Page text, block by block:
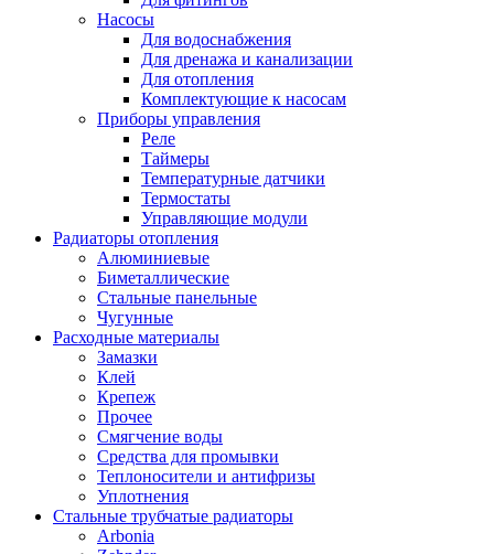
Насосы
Для водоснабжения
Для дренажа и канализации
Для отопления
Комплектующие к насосам
Приборы управления
Реле
Таймеры
Температурные датчики
Термостаты
Управляющие модули
Радиаторы отопления
Алюминиевые
Биметаллические
Стальные панельные
Чугунные
Расходные материалы
Замазки
Клей
Крепеж
Прочее
Смягчение воды
Средства для промывки
Теплоносители и антифризы
Уплотнения
Стальные трубчатые радиаторы
Arbonia